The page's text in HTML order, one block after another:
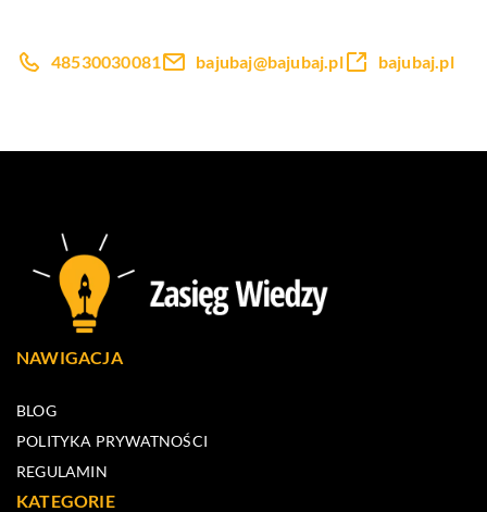
48530030081 bajubaj@bajubaj.pl bajubaj.pl
NAWIGACJA
BLOG
POLITYKA PRYWATNOŚCI
REGULAMIN
KATEGORIE